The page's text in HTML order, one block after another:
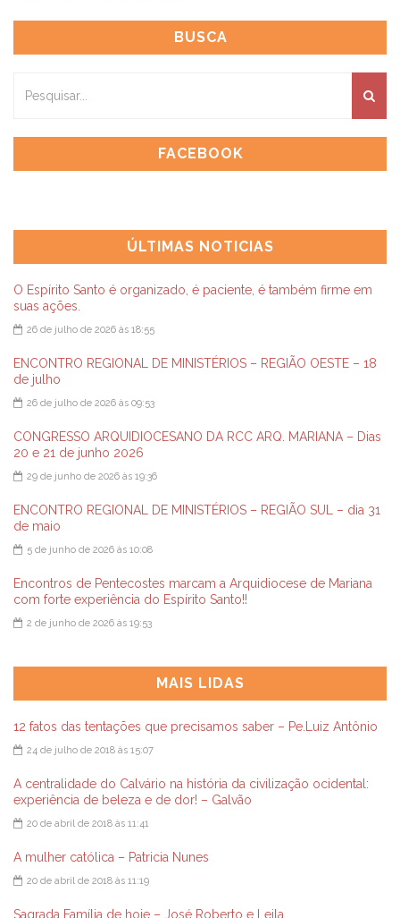
BUSCA
FACEBOOK
ÚLTIMAS NOTICIAS
O Espírito Santo é organizado, é paciente, é também firme em
suas ações.
26 de julho de 2026 às 18:55
ENCONTRO REGIONAL DE MINISTÉRIOS – REGIÃO OESTE – 18
de julho
26 de julho de 2026 às 09:53
CONGRESSO ARQUIDIOCESANO DA RCC ARQ. MARIANA – Dias
20 e 21 de junho 2026
29 de junho de 2026 às 19:36
ENCONTRO REGIONAL DE MINISTÉRIOS – REGIÃO SUL – dia 31
de maio
5 de junho de 2026 às 10:08
Encontros de Pentecostes marcam a Arquidiocese de Mariana
com forte experiência do Espírito Santo!!
2 de junho de 2026 às 19:53
MAIS LIDAS
12 fatos das tentações que precisamos saber – Pe.Luiz Antônio
24 de julho de 2018 às 15:07
A centralidade do Calvário na história da civilização ocidental:
experiência de beleza e de dor! – Galvão
20 de abril de 2018 às 11:41
A mulher católica – Patricia Nunes
20 de abril de 2018 às 11:19
Sagrada Família de hoje – José Roberto e Leila